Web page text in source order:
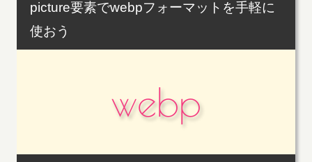
picture要素でwebpフォーマットを手軽に
使おう
webp